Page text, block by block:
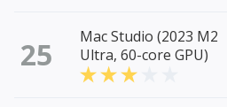
25
Mac Studio (2023 M2
Ultra, 60-core GPU)